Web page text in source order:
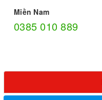
Miền Nam
0385 010 889